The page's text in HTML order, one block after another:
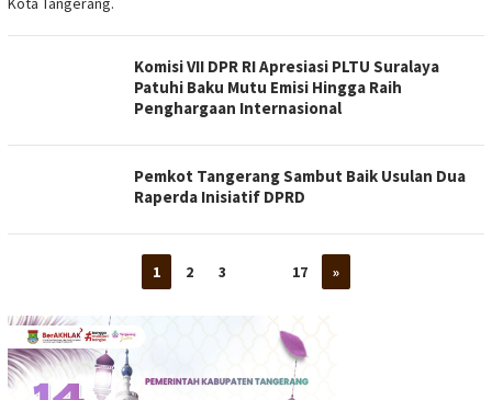
Komisi VII DPR RI Apresiasi PLTU Suralaya
Patuhi Baku Mutu Emisi Hingga Raih
Penghargaan Internasional
Pemkot Tangerang Sambut Baik Usulan Dua
Raperda Inisiatif DPRD
1 2 3 17 »